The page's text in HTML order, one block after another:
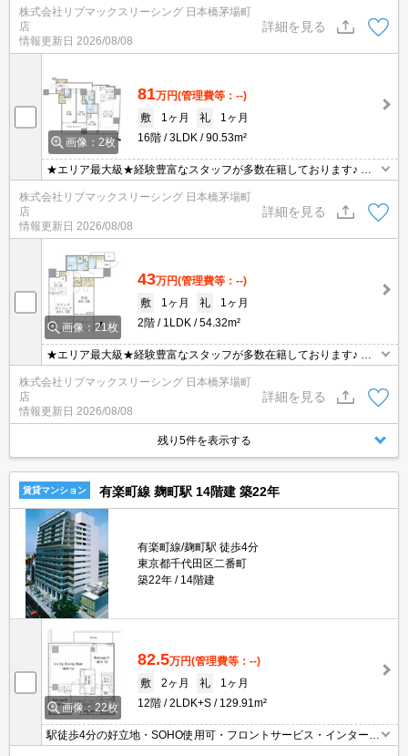
社に一度も来店せずとも問題ありません♪弊社ではネットに掲載され
ている物件も全てご紹介可能になりますので気になる物件は全て申
し付けください★
株式会社リブマックスリーシング 日本橋茅場町
店
情報更新日 2026/08/08
詳細を見る
画像：2枚
81万円(管理費等：--)
敷
1ヶ月 礼
1ヶ月
16階
3LDK 90.53m²
★エリア最大級★経験豊富なスタッフが多数在籍しております♪ 初
期費用クレジット支払可能！オンライン内覧・オンライン契約等弊
社に一度も来店せずとも問題ありません♪弊社ではネットに掲載され
ている物件も全てご紹介可能になりますので気になる物件は全て申
し付けください★
株式会社リブマックスリーシング 日本橋茅場町
店
情報更新日 2026/08/08
詳細を見る
画像：21枚
43万円(管理費等：--)
敷
1ヶ月 礼
1ヶ月
2階
1LDK 54.32m²
★エリア最大級★経験豊富なスタッフが多数在籍しております♪ 初
期費用クレジット支払可能！オンライン内覧・オンライン契約等弊
社に一度も来店せずとも問題ありません♪弊社ではネットに掲載され
ている物件も全てご紹介可能になりますので気になる物件は全て申
し付けください★
株式会社リブマックスリーシング 日本橋茅場町
店
情報更新日 2026/08/08
詳細を見る
残り5件を表示する
賃貸マンション 有楽町線 麹町駅 14階建 築22年
有楽町線/麹町駅 徒歩4分
東京都千代田区二番町
築22年
14階建
画像：22枚
82.5万円(管理費等：--)
敷
2ヶ月 礼
1ヶ月
12階
2LDK+S 129.91m²
駅徒歩4分の好立地・SOHO使用可・フロントサービス・インターネ
ット無料・平置き駐車場有・買物便利・食洗機・ディスポーザー・